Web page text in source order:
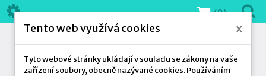
(0)
Tento web využívá cookies x
Tyto webové stránky ukládají v souladu se zákony na vaše
zařízení soubory, obecně nazývané cookies. Používáním